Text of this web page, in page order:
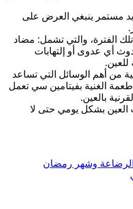
مستمر ينبغي العرض على
الفترة، والتي تشمل: مضاد
أي عدوى أو إلتهابات
من أهم الوسائل التي تساعد
الغنية بفيتامين سي تعمل
بالعين.
بشكل يومي حتى لا
وشهر رمضان